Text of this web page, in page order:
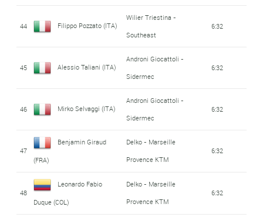
44 Filippo Pozzato (ITA)
Wilier Triestina -
Southeast
6:32
45 Alessio Taliani (ITA)
Androni Giocattoli -
Sidermec
6:32
46 Mirko Selvaggi (ITA)
Androni Giocattoli -
Sidermec
6:32
47
Benjamin Giraud
(FRA)
Delko - Marseille
Provence KTM
6:32
48
Leonardo Fabio
Duque (COL)
Delko - Marseille
Provence KTM
6:32